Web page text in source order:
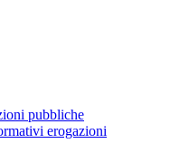
pubbliche
erogazioni